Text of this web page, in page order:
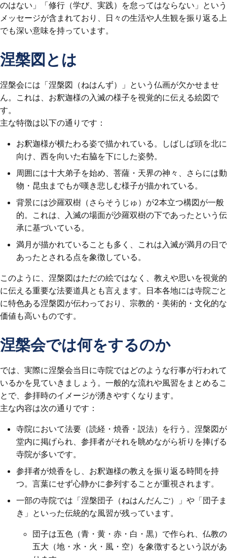
のはない」「修行（学び、実践）を怠ってはならない」という
メッセージが含まれており、日々の生活や人生観を振り返る上
でも深い意味を持っています。
涅槃図とは
涅槃会には「涅槃図（ねはんず）」という仏画が欠かせませ
ん。これは、お釈迦様の入滅の様子を視覚的に伝える絵図で
す。
主な特徴は以下の通りです：
お釈迦様が横たわる姿で描かれている。しばしば頭を北に
向け、西を向いた右脇を下にした姿勢。
周囲には十大弟子を始め、菩薩・天界の神々、さらには動
物・昆虫までもが嘆き悲しむ様子が描かれている。
背景には沙羅双樹（さらそうじゅ）が2本立つ構図が一般
的。これは、入滅の場面が沙羅双樹の下であったという伝
承に基づいている。
満月が描かれていることも多く、これは入滅が満月の日で
あったとされる点を象徴している。
このように、涅槃図はただの絵ではなく、教えや思いを視覚的
に伝える重要な法要道具とも言えます。日本各地には寺院ごと
に特色ある涅槃図が伝わっており、宗教的・美術的・文化的な
価値も高いものです。
涅槃会では何をするのか
では、実際に涅槃会当日に寺院ではどのような行事が行われて
いるかを見ていきましょう。一般的な流れや風習をまとめるこ
とで、参拝時のイメージが湧きやすくなります。
主な内容は次の通りです：
寺院において法要（読経・焼香・説法）を行う。涅槃図が
堂内に掲げられ、参拝者がそれを眺めながら祈りを捧げる
寺院が多いです。
参拝者が焼香をし、お釈迦様の教えを振り返る時間を持
つ。言葉にせず心静かに参列することが重視されます。
一部の寺院では「涅槃団子（ねはんだんご）」や「団子ま
き」といった伝統的な風習が残っています。
団子は五色（青・黄・赤・白・黒）で作られ、仏教の
五大（地・水・火・風・空）を象徴するという説があ